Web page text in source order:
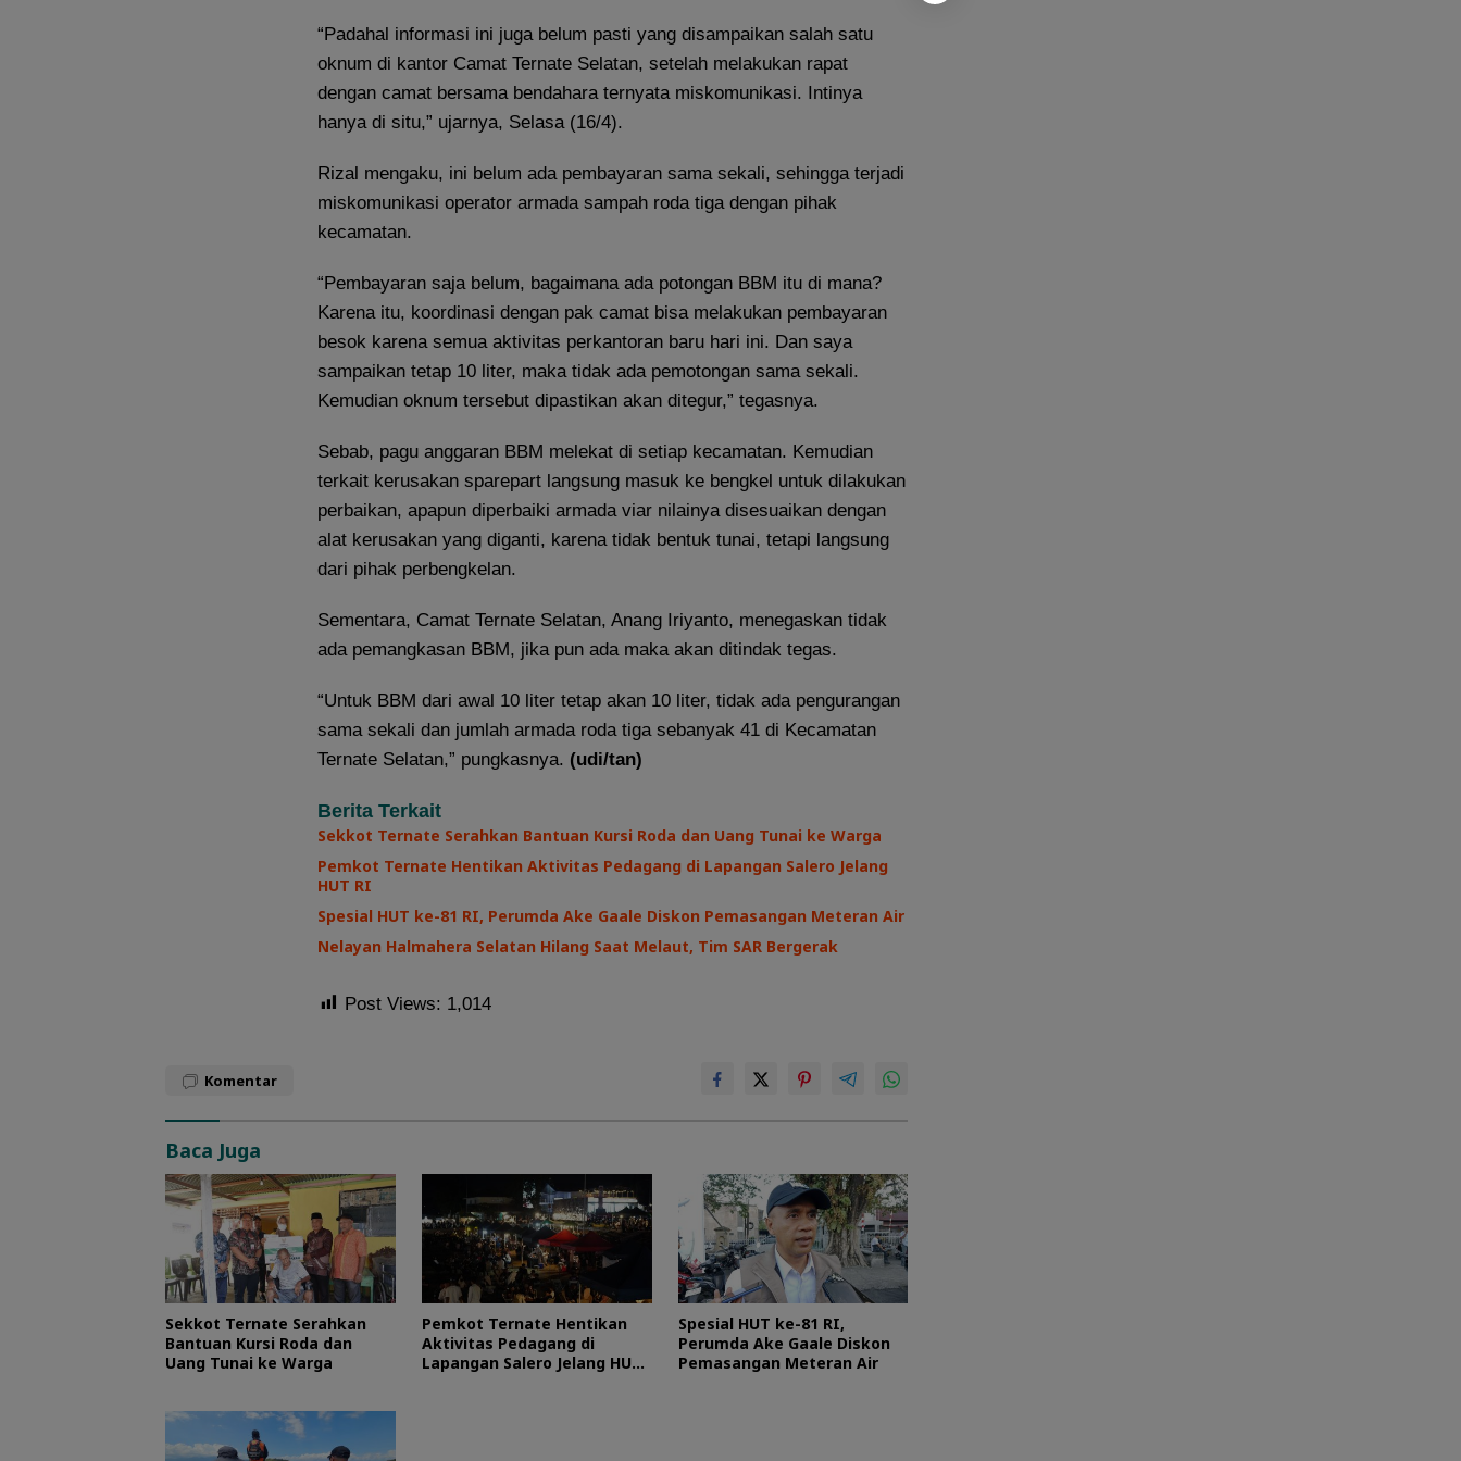
“Padahal informasi ini juga belum pasti yang disampaikan salah satu
oknum di kantor Camat Ternate Selatan, setelah melakukan rapat
dengan camat bersama bendahara ternyata miskomunikasi. Intinya
hanya di situ,” ujarnya, Selasa (16/4).
Rizal mengaku, ini belum ada pembayaran sama sekali, sehingga terjadi
miskomunikasi operator armada sampah roda tiga dengan pihak
kecamatan.
“Pembayaran saja belum, bagaimana ada potongan BBM itu di mana?
Karena itu, koordinasi dengan pak camat bisa melakukan pembayaran
besok karena semua aktivitas perkantoran baru hari ini. Dan saya
sampaikan tetap 10 liter, maka tidak ada pemotongan sama sekali.
Kemudian oknum tersebut dipastikan akan ditegur,” tegasnya.
Sebab, pagu anggaran BBM melekat di setiap kecamatan. Kemudian
terkait kerusakan sparepart langsung masuk ke bengkel untuk dilakukan
perbaikan, apapun diperbaiki armada viar nilainya disesuaikan dengan
alat kerusakan yang diganti, karena tidak bentuk tunai, tetapi langsung
dari pihak perbengkelan.
Sementara, Camat Ternate Selatan, Anang Iriyanto, menegaskan tidak
ada pemangkasan BBM, jika pun ada maka akan ditindak tegas.
“Untuk BBM dari awal 10 liter tetap akan 10 liter, tidak ada pengurangan
sama sekali dan jumlah armada roda tiga sebanyak 41 di Kecamatan
Ternate Selatan,” pungkasnya. (udi/tan)
Berita Terkait
Sekkot Ternate Serahkan Bantuan Kursi Roda dan Uang Tunai ke Warga
Pemkot Ternate Hentikan Aktivitas Pedagang di Lapangan Salero Jelang
HUT RI
Spesial HUT ke-81 RI, Perumda Ake Gaale Diskon Pemasangan Meteran Air
Nelayan Halmahera Selatan Hilang Saat Melaut, Tim SAR Bergerak
Post Views: 1,014
Komentar
Baca Juga
Sekkot Ternate Serahkan
Bantuan Kursi Roda dan
Uang Tunai ke Warga
Pemkot Ternate Hentikan
Aktivitas Pedagang di
Lapangan Salero Jelang HUT
Spesial HUT ke-81 RI,
Perumda Ake Gaale Diskon
Pemasangan Meteran Air